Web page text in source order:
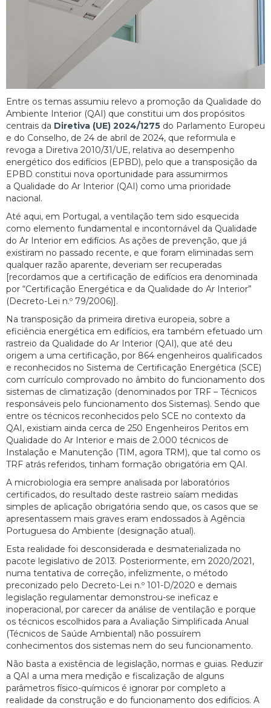
Entre os temas assumiu relevo a promoção da Qualidade do
Ambiente Interior (QAI) que constitui um dos propósitos
centrais da Diretiva (UE) 2024/1275 do Parlamento Europeu
e do Conselho, de 24 de abril de 2024, que reformula e
revoga a Diretiva 2010/31/UE, relativa ao desempenho
energético dos edifícios (EPBD), pelo que a transposição da
EPBD constitui nova oportunidade para assumirmos
a Qualidade do Ar Interior (QAI) como uma prioridade
nacional.
Até aqui, em Portugal, a ventilação tem sido esquecida
como elemento fundamental e incontornável da Qualidade
do Ar Interior em edifícios. As ações de prevenção, que já
existiram no passado recente, e que foram eliminadas sem
qualquer razão aparente, deveriam ser recuperadas
[recordamos que a certificação de edifícios era denominada
por “Certificação Energética e da Qualidade do Ar Interior”
(Decreto-Lei n.º 79/2006)].
Na transposição da primeira diretiva europeia, sobre a
eficiência energética em edifícios, era também efetuado um
rastreio da Qualidade do Ar Interior (QAI), que até deu
origem a uma certificação, por 864 engenheiros qualificados
e reconhecidos no Sistema de Certificação Energética (SCE)
com currículo comprovado no âmbito do funcionamento dos
sistemas de climatização (denominados por TRF – Técnicos
responsáveis pelo funcionamento dos Sistemas). Sendo que
entre os técnicos reconhecidos pelo SCE no contexto da
QAI, existiam ainda cerca de 250 Engenheiros Peritos em
Qualidade do Ar Interior e mais de 2.000 técnicos de
Instalação e Manutenção (TIM, agora TRM), que tal como os
TRF atrás referidos, tinham formação obrigatória em QAI.
A microbiologia era sempre analisada por laboratórios
certificados, do resultado deste rastreio saíam medidas
simples de aplicação obrigatória sendo que, os casos que se
apresentassem mais graves eram endossados à Agência
Portuguesa do Ambiente (designação atual).
Esta realidade foi desconsiderada e desmaterializada no
pacote legislativo de 2013. Posteriormente, em 2020/2021,
numa tentativa de correção, infelizmente, o método
preconizado pelo Decreto-Lei n.º 101-D/2020 e demais
legislação regulamentar demonstrou-se ineficaz e
inoperacional, por carecer da análise de ventilação e porque
os técnicos escolhidos para a Avaliação Simplificada Anual
(Técnicos de Saúde Ambiental) não possuírem
conhecimentos dos sistemas nem do seu funcionamento.
Não basta a existência de legislação, normas e guias. Reduzir
a QAI a uma mera medição e fiscalização de alguns
parâmetros físico-químicos é ignorar por completo a
realidade da construção e do funcionamento dos edifícios. A